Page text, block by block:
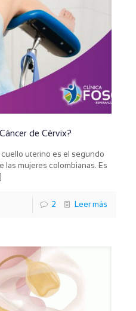
de Cérvix?
uterino es el segundo
las mujeres colombianas. Es
2 Leer más